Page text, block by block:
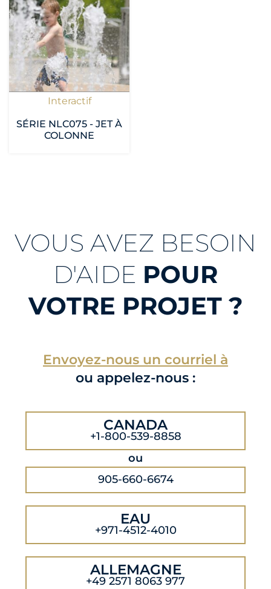
Interactif
SÉRIE NLC075 - JET À
COLONNE
VOUS AVEZ BESOIN
D'AIDE POUR
VOTRE PROJET ?
Envoyez-nous un courriel à
ou appelez-nous :
CANADA
+1-800-539-8858
ou
905-660-6674
EAU
+971-4512-4010
ALLEMAGNE
+49 2571 8063 977